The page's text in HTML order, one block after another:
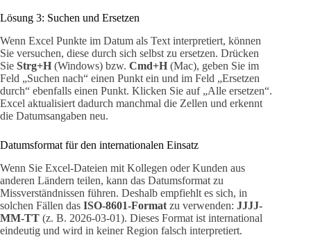
Lösung 3: Suchen und Ersetzen
Wenn Excel Punkte im Datum als Text interpretiert, können
Sie versuchen, diese durch sich selbst zu ersetzen. Drücken
Sie Strg+H (Windows) bzw. Cmd+H (Mac), geben Sie im
Feld „Suchen nach“ einen Punkt ein und im Feld „Ersetzen
durch“ ebenfalls einen Punkt. Klicken Sie auf „Alle ersetzen“.
Excel aktualisiert dadurch manchmal die Zellen und erkennt
die Datumsangaben neu.
Datumsformat für den internationalen Einsatz
Wenn Sie Excel-Dateien mit Kollegen oder Kunden aus
anderen Ländern teilen, kann das Datumsformat zu
Missverständnissen führen. Deshalb empfiehlt es sich, in
solchen Fällen das ISO-8601-Format zu verwenden: JJJJ-
MM-TT (z. B. 2026-03-01). Dieses Format ist international
eindeutig und wird in keiner Region falsch interpretiert.